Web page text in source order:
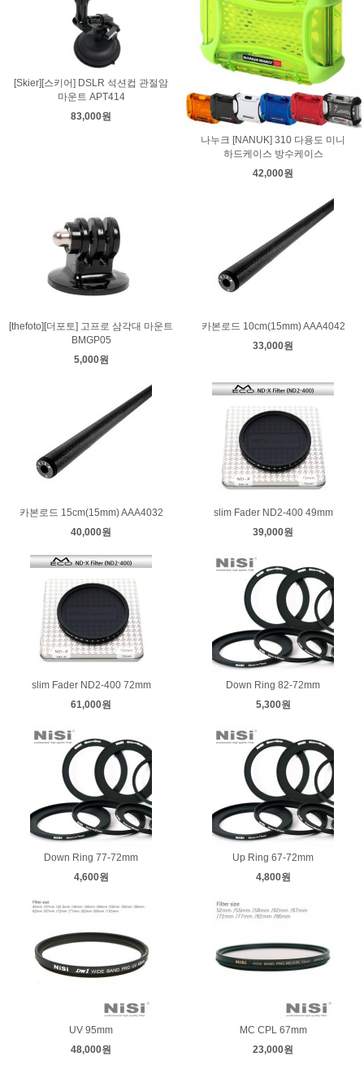
[Skier][스키어] DSLR 석션컵 관절암
마운트 APT414
83,000원
나누크 [NANUK] 310 다용도 미니
하드케이스 방수케이스
42,000원
[thefoto][더포토] 고프로 삼각대 마운트
BMGP05
5,000원
카본로드 10cm(15mm) AAA4042
33,000원
카본로드 15cm(15mm) AAA4032
40,000원
slim Fader ND2-400 49mm
39,000원
slim Fader ND2-400 72mm
61,000원
Down Ring 82-72mm
5,300원
Down Ring 77-72mm
4,600원
Up Ring 67-72mm
4,800원
UV 95mm
48,000원
MC CPL 67mm
23,000원